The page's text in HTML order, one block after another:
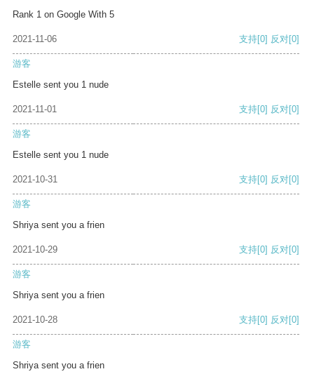
Rank 1 on Google With 5
2021-11-06 支持[0] 反对[0]
游客
Estelle sent you 1 nude
2021-11-01 支持[0] 反对[0]
游客
Estelle sent you 1 nude
2021-10-31 支持[0] 反对[0]
游客
Shriya sent you a frien
2021-10-29 支持[0] 反对[0]
游客
Shriya sent you a frien
2021-10-28 支持[0] 反对[0]
游客
Shriya sent you a frien